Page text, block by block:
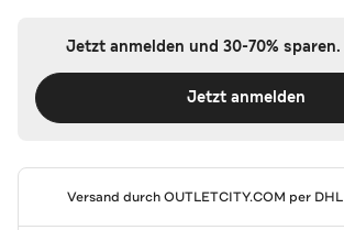
Jetzt anmelden und 30-70% sparen.
Jetzt anmelden
Versand durchOUTLETCITY.COM per DHL